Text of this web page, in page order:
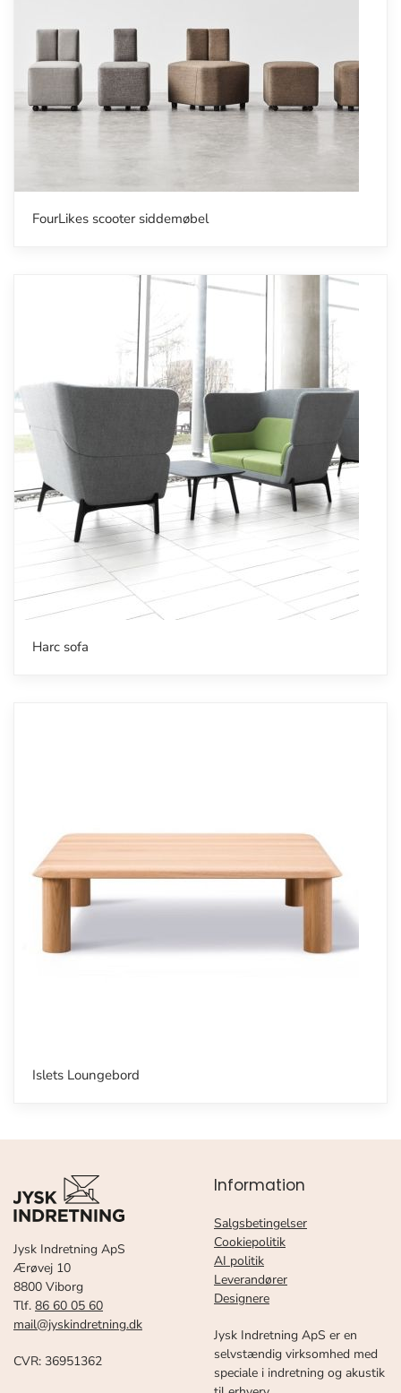
FourLikes scooter siddemøbel
Harc sofa
Islets Loungebord
Jysk Indretning ApS
Ærøvej 10
8800 Viborg
Tlf. 86 60 05 60
mail@jyskindretning.dk
CVR: 36951362
Information
Salgsbetingelser
Cookiepolitik
AI politik
Leverandører
Designere
Jysk Indretning ApS er en
selvstændig virksomhed med
speciale i indretning og akustik